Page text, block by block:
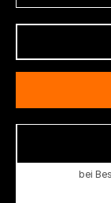
bei